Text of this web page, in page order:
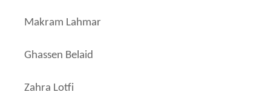
Makram Lahmar
Ghassen Belaid
Zahra Lotfi